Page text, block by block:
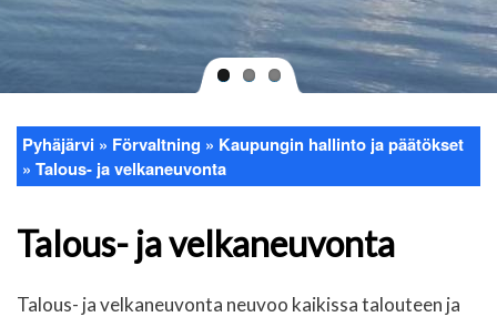
Länkstig
Pyhäjärvi Förvaltning
Kaupungin hallinto ja päätökset
Talous- ja velkaneuvonta
Talous- ja velkaneuvonta
Talous- ja velkaneuvonta neuvoo kaikissa talouteen ja